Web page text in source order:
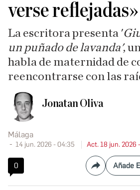
verse reflejadas»
La escritora presenta '
un puñado de lavanda',
habla de maternidad de
reencontrarse con las
Jonatan Oliva
Málaga
14 jun. 2026 - 04:35 Act. 18 jun. 2026
0 Compartir
Añade